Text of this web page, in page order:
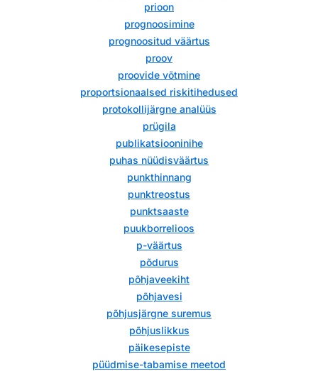
prioon
prognoosimine
prognoositud väärtus
proov
proovide võtmine
proportsionaalsed riskitihedused
protokollijärgne analüüs
prügila
publikatsiooninihe
puhas nüüdisväärtus
punkthinnang
punktreostus
punktsaaste
puukborrelioos
p-väärtus
põdurus
põhjaveekiht
põhjavesi
põhjusjärgne suremus
põhjuslikkus
päikesepiste
püüdmise-tabamise meetod